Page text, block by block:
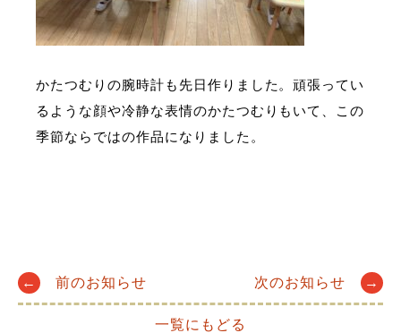
かたつむりの腕時計も先日作りました。頑張ってい
るような顔や冷静な表情のかたつむりもいて、この
季節ならではの作品になりました 。
Post
← 前のお知らせ 次のお知らせ →
一覧にもどる